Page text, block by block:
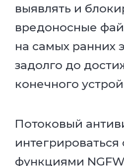
выявлять и
вредоносные
на самых ранних
задолго до
конечного
Потоковый
функциями